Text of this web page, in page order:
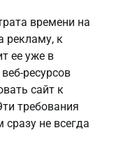
времени на
рекламу, к
ее уже в
ресурсов
сайт к
требования
не всегда